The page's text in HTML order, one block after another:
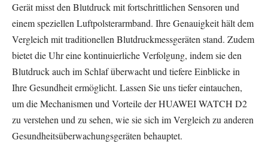
Gerät misst den Blutdruck mit fortschrittlichen Sensoren und
einem speziellen Luftpolsterarmband. Ihre Genauigkeit hält dem
Vergleich mit traditionellen Blutdruckmessgeräten stand. Zudem
bietet die Uhr eine kontinuierliche Verfolgung, indem sie den
Blutdruck auch im Schlaf überwacht und tiefere Einblicke in
Ihre Gesundheit ermöglicht. Lassen Sie uns tiefer eintauchen,
um die Mechanismen und Vorteile der HUAWEI WATCH D2
zu verstehen und zu sehen, wie sie sich im Vergleich zu anderen
Gesundheitsüberwachungsgeräten behauptet.